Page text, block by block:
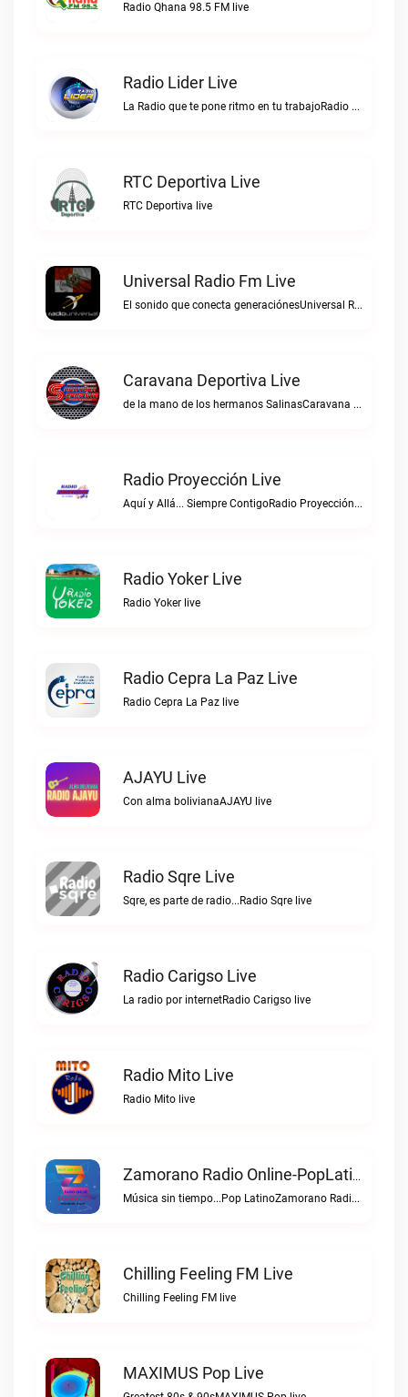
Radio Qhana 98.5 FM live
Radio Lider Live
La Radio que te pone ritmo en tu trabajoRadio Lider live
RTC Deportiva Live
RTC Deportiva live
Universal Radio Fm Live
El sonido que conecta generaciónesUniversal Radio Fm live
Caravana Deportiva Live
de la mano de los hermanos SalinasCaravana Deportiva live
Radio Proyección Live
Aquí y Allá... Siempre ContigoRadio Proyección live
Radio Yoker Live
Radio Yoker live
Radio Cepra La Paz Live
Radio Cepra La Paz live
AJAYU Live
Con alma bolivianaAJAYU live
Radio Sqre Live
Sqre, es parte de radio...Radio Sqre live
Radio Carigso Live
La radio por internetRadio Carigso live
Radio Mito Live
Radio Mito live
Zamorano Radio Online-PopLatino Live
Música sin tiempo...Pop LatinoZamorano Radio Online-PopLatino live
Chilling Feeling FM Live
Chilling Feeling FM live
MAXIMUS Pop Live